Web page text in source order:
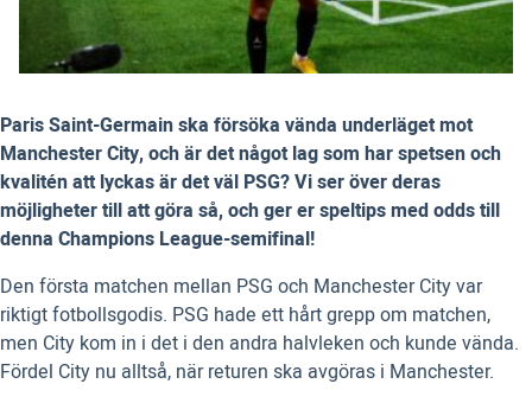
Paris Saint-Germain ska försöka vända underläget mot
Manchester City, och är det något lag som har spetsen och
kvalitén att lyckas är det väl PSG? Vi ser över deras
möjligheter till att göra så, och ger er speltips med odds till
denna Champions League-semifinal!
Den första matchen mellan PSG och Manchester City var
riktigt fotbollsgodis. PSG hade ett hårt grepp om matchen,
men City kom in i det i den andra halvleken och kunde vända.
Fördel City nu alltså, när returen ska avgöras i Manchester.